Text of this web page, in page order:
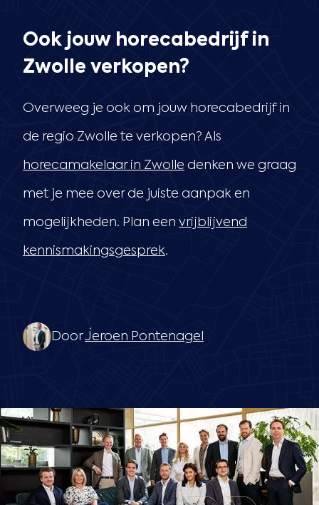
Ook jouw horecabedrijf in
Zwolle verkopen?
Overweeg je ook om jouw horecabedrijf in
de regio Zwolle te verkopen? Als
horecamakelaar in Zwolle denken we graag
met je mee over de juiste aanpak en
mogelijkheden. Plan een vrijblijvend
kennismakingsgesprek.
DoorJeroen Pontenagel